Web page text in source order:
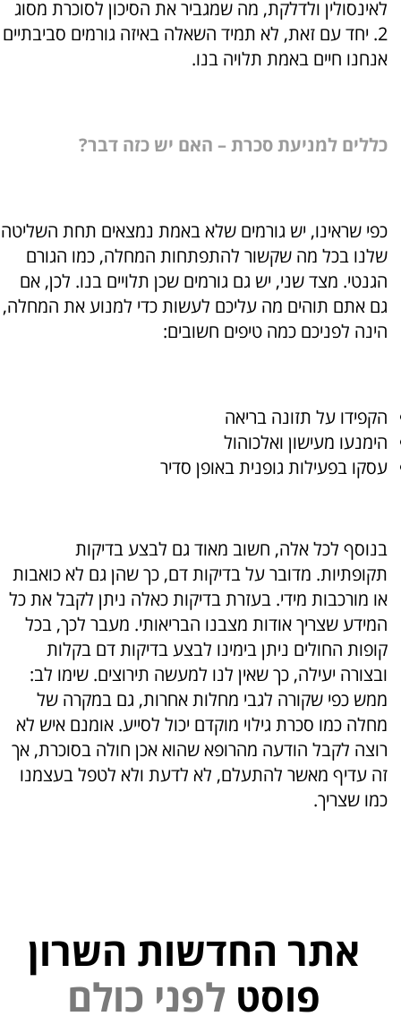
לאינסולין ולדלקת, מה שמגביר את הסיכון לסוכרת מסוג
2. יחד עם זאת, לא תמיד השאלה באיזה גורמים סביבתיים
אנחנו חיים באמת תלויה בנו.
כללים למניעתסכרת – האם יש כזה דבר?
כפי שראינו, יש גורמים שלא באמת נמצאים תחת השליטה
שלנו בכל מה שקשור להתפתחות המחלה, כמו הגורם
הגנטי. מצד שני, יש גם גורמים שכן תלויים בנו. לכן, אם
גם אתם תוהים מה עליכם לעשות כדי למנוע את המחלה,
הינה לפניכם כמה טיפים חשובים:
הקפידו על תזונה בריאה
הימנעו מעישון ואלכוהול
עסקו בפעילות גופנית באופן סדיר
בנוסף לכל אלה, חשוב מאוד גם לבצע בדיקות
תקופתיות. מדובר על בדיקות דם, כך שהן גם לא כואבות
או מורכבות מידי. בעזרת בדיקות כאלה ניתן לקבל את כל
המידע שצריך אודות מצבנו הבריאותי. מעבר לכך, בכל
קופות החולים ניתן בימינו לבצע בדיקות דם בקלות
ובצורה יעילה, כך שאין לנו למעשה תירוצים. שימו לב:
ממש כפי שקורה לגבי מחלות אחרות, גם במקרה של
מחלה כמו סכרת גילוי מוקדם יכול לסייע. אומנם איש לא
רוצה לקבל הודעה מהרופא שהוא אכן חולה בסוכרת, אך
זה עדיף מאשר להתעלם, לא לדעת ולא לטפל בעצמנו
כמו שצריך.
אתר החדשות השרון
פוסט